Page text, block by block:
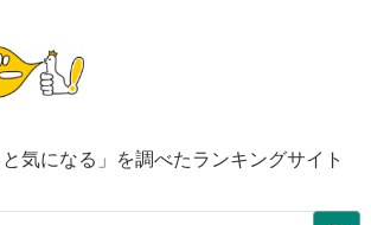
気になる」を調べたランキングサイト